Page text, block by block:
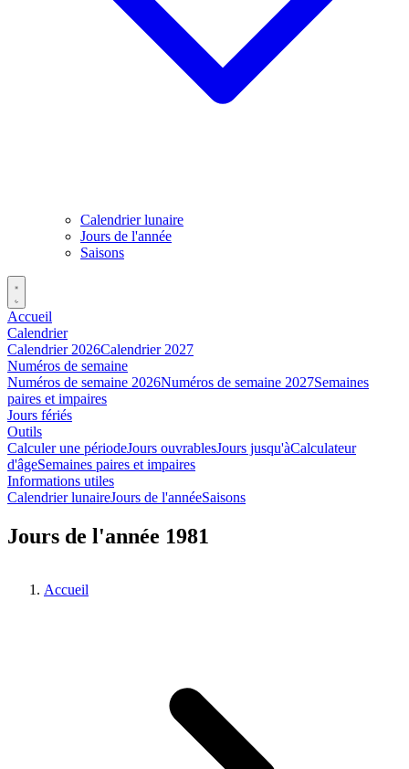
Calendrier lunaire
Jours de l'année
Saisons
Accueil
Calendrier
Calendrier 2026Calendrier 2027
Numéros de semaine
Numéros de semaine 2026Numéros de semaine 2027Semaines
paires et impaires
Jours fériés
Outils
Calculer une périodeJours ouvrablesJours jusqu'àCalculateur
d'âgeSemaines paires et impaires
Informations utiles
Calendrier lunaireJours de l'annéeSaisons
Jours de l'année 1981
Accueil